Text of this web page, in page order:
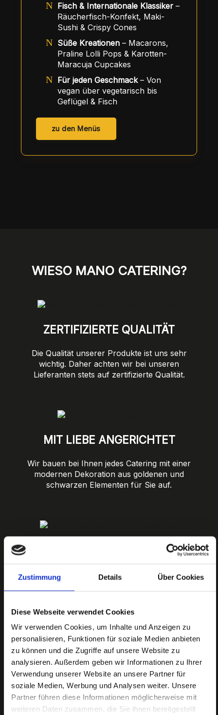
Zustimmung Details Über Cookies
Diese Webseite verwendet Cookies
Wir verwenden Cookies, um Inhalte und Anzeigen zu
personalisieren, Funktionen für soziale Medien anbieten
zu können und die Zugriffe auf unsere Website zu
analysieren. Außerdem geben wir Informationen zu Ihrer
Verwendung unserer Website an unsere Partner für
soziale Medien, Werbung und Analysen weiter. Unsere
Partner führen diese Informationen möglicherweise mit
weiteren Daten zusammen, die Sie ihnen bereitgestellt
Fisch & Internationale Klassiker–
Räucherfisch-Konfekt, Maki-
Sushi & Crispy Cones
Süße Kreationen– Macarons,
Praline Lolli Pops & Karotten-
Maracuja Cupcakes
Für jeden Geschmack– Von
vegan über vegetarisch bis
Geflügel & Fisch
zu den Menüs
WIESO MANO CATERING?
ZERTIFIZIERTE QUALITÄT
Die Qualität unserer Produkte ist uns sehr
wichtig. Daher achten wir bei unseren
Lieferanten stets auf zertifizierte Qualität.
MIT LIEBE ANGERICHTET
Wir bauen bei Ihnen jedes Catering mit einer
modernen Dekoration aus goldenen und
schwarzen Elementen für Sie auf.
AUSSERGEWÖHNLICHE F
INGERFOOD-KREATIONEN
Das richtige Fingerfood-Menü zu finden, muss
interaktives Anfrageformular. Wir kontaktieren
zu Ihrem individuellen Wunsch.
NACHHALTIG